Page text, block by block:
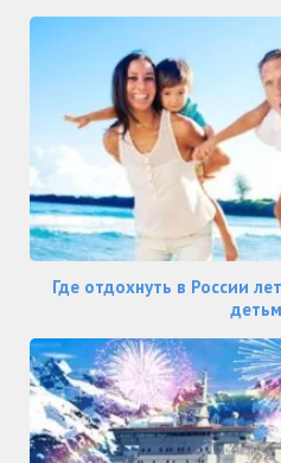
Где отдохнуть в России